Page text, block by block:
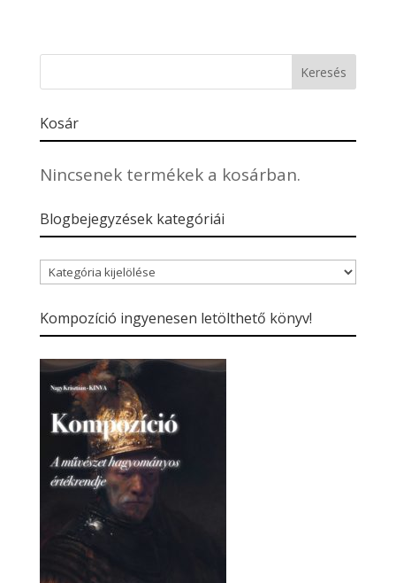
Kosár
Nincsenek termékek a kosárban.
Blogbejegyzések kategóriái
Blogbejegyzések
kategóriái
Kompozíció ingyenesen letölthető könyv!